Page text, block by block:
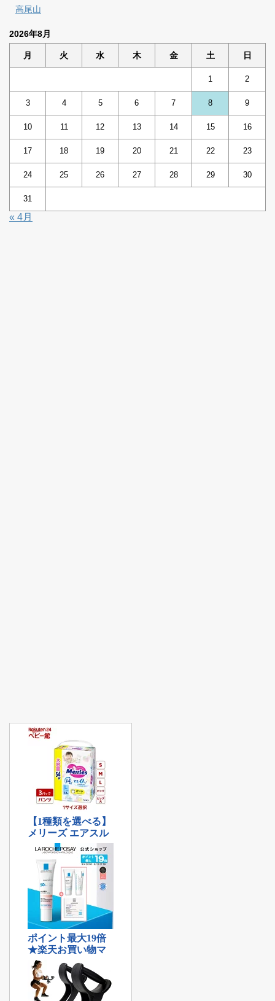
高尾山
2026年8月
月 火 水 木 金 土 日
1 2
3 4 5 6 7 8 9
10 11 12 13 14 15 16
17 18 19 20 21 22 23
24 25 26 27 28 29 30
31
« 4月